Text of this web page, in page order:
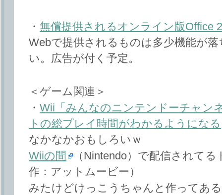
・ 無償提供されるオンライン版Office
Webで提供されるものは多少機能が
い。広告が付く予定。
＜ゲーム関連＞
・ Wii「みんなのニンテンドーチャン
トの総プレイ時間がわかるようになる
なかなかおもしろいｗ
Wiiの間
（Nintendo）で配信されて
作：アットムービー）
みたけどけっこうちゃんと作ってあ